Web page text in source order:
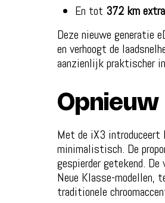
En tot 372 km
Deze nieuwe generatie
en verhoogt de
aanzienlijk praktischer
Met de iX3
minimalistisch. De
gespierder getekend.
Neue Klasse-modellen,
traditionele